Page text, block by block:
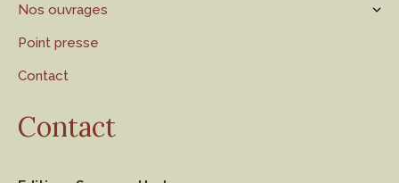
Nos ouvrages
Point presse
Contact
Contact